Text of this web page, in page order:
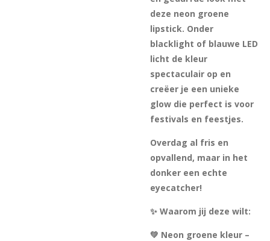
deze neon groene
lipstick. Onder
blacklight of blauwe LED
licht de kleur
spectaculair op en
creëer je een unieke
glow die perfect is voor
festivals en feestjes.
Overdag al fris en
opvallend, maar in het
donker een echte
eyecatcher!
✨ Waarom jij deze wilt:
💚 Neon groene kleur –